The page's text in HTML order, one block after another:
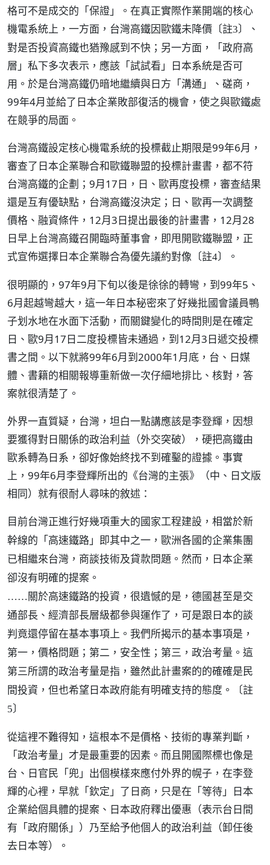
格可不是成交的「保證」。在真正實際作業開端的核心
機電系統上，一方面，台灣高鐵因歐鐵未降價 〔註3〕
、
對是否投資高鐵也猶豫感到不快；另一方面，「政府高
層」私下多次表示，應該「試試看」日本系統是否可
用。於是台灣高鐵仍暗地繼續與日方「溝通」、磋商，
99年4月並給了日本企業敗部復活的機會，使之與歐鐵處
在競爭的局面。
台灣高鐵設定核心機電系統的投標截止期限是99年6月，
審查了日本企業聯合和歐鐵聯盟的投標計畫書，都不符
台灣高鐵的企劃；9月17日，日、歐再度投標，審查結果
還是互有優缺點，台灣高鐵沒決定；日、歐再一次調整
價格、融資條件，12月3日提出最後的計畫書，12月28
日早上台灣高鐵召開臨時董事會，即甩開歐鐵聯盟，正
式宣佈選擇日本企業聯合為優先議約對像 〔註4〕 。
很明顯的，97年9月下旬以後是徐徐的轉彎，到99年5、
6月起越彎越大，這一年日本秘密來了好幾批國會議員鴨
子划水地在水面下活動，而關鍵變化的時間則是在確定
日、歐9月17日二度投標皆未通過，到12月3日遞交投標
書之間。以下就將99年6月到2000年1月底，台、日媒
體、書籍的相關報導重新做一次仔細地排比、核對，答
案就很清楚了。
外界一直質疑，台灣，坦白一點講應該是李登輝，因想
要獲得對日關係的政治利益（外交突破），硬把高鐵由
歐系轉為日系，卻好像始終找不到確鑿的證據。事實
上，99年6月李登輝所出的《台灣的主張》（中、日文版
相同）就有很耐人尋味的敘述：
目前台灣正進行好幾項重大的國家工程建設，相當於新
幹線的「高速鐵路」即其中之一，歐洲各國的企業集團
已相繼來台灣，商談技術及貸款問題。然而，日本企業
卻沒有明確的提案。
……關於高速鐵路的投資，很遺憾的是，德國甚至是交
通部長、經濟部長層級都參與運作了，可是跟日本的談
判竟還停留在基本事項上。我們所揭示的基本事項是，
第一，價格問題；第二，安全性；第三，政治考量。這
第三所謂的政治考量是指，雖然此計畫案的的確確是民
間投資，但也希望日本政府能有明確支持的態度。
〔註
5〕
從這裡不難得知，這根本不是價格、技術的專業判斷，
「政治考量」才是最重要的因素。而且開國際標也像是
台、日官民「兜」出個模樣來應付外界的幌子，在李登
輝的心裡，早就「欽定」了日商，只是在「等待」日本
企業給個具體的提案、日本政府釋出優惠（表示台日間
有「政府關係」）乃至給予他個人的政治利益（卸任後
去日本等）。